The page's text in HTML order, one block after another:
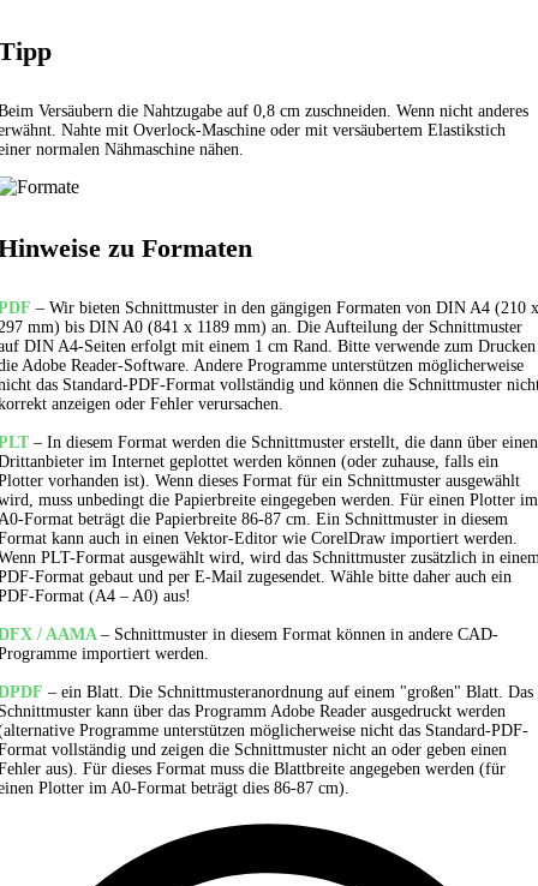
Versäubern die Nahtzugabe auf 0,8 cm zuschneiden. Wenn nicht anderes
Nahte mit Overlock-Maschine oder mit versäubertem Elastikstich
normalen Nähmaschine nähen.
zu Formaten
– Wir bieten Schnittmuster in den gängigen Formaten von DIN A4 (210 x
mm) bis DIN A0 (841 x 1189 mm) an. Die Aufteilung der Schnittmuster
DIN A4-Seiten erfolgt mit einem 1 cm Rand. Bitte verwende zum Drucken
Adobe Reader-Software. Andere Programme unterstützen möglicherweise
das Standard-PDF-Format vollständig und können die Schnittmuster
anzeigen oder Fehler verursachen.
– In diesem Format werden die Schnittmuster erstellt, die dann über einen
im Internet geplottet werden können (oder zuhause, falls ein
vorhanden ist). Wenn dieses Format für ein Schnittmuster ausgewählt
muss unbedingt die Papierbreite eingegeben werden. Für einen Plotter im
Format beträgt die Papierbreite 86-87 cm. Ein Schnittmuster in diesem
kann auch in einen Vektor-Editor wie CorelDraw importiert werden.
PLT-Format ausgewählt wird, wird das Schnittmuster zusätzlich in
Format gebaut und per E-Mail zugesendet. Wähle bitte daher auch ein
Format (A4 – A0) aus!
/ AAMA – Schnittmuster in diesem Format können in andere CAD-
importiert werden.
– ein Blatt. Die Schnittmusteranordnung auf einem "großen" Blatt. Das
kann über das Programm Adobe Reader ausgedruckt werden
Programme unterstützen möglicherweise nicht das Standard-PDF-
vollständig und zeigen die Schnittmuster nicht an oder geben einen
aus). Für dieses Format muss die Blattbreite angegeben werden (für
Plotter im A0-Format beträgt dies 86-87 cm).